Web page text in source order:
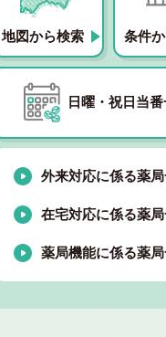
地図から検索 条件
日曜・祝日当
外来対応に係る薬
在宅対応に係る薬
薬局機能に係る薬